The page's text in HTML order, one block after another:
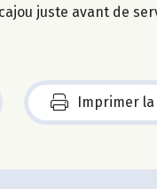
juste avant de
Imprimer